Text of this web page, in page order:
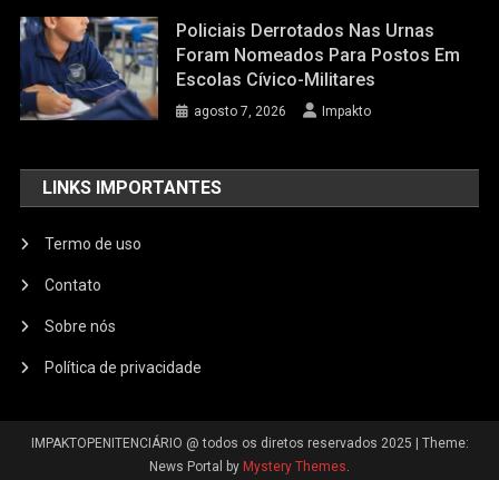
Policiais Derrotados Nas Urnas
Foram Nomeados Para Postos Em
Escolas Cívico-Militares
agosto 7, 2026 Impakto
LINKS IMPORTANTES
Termo de uso
Contato
Sobre nós
Política de privacidade
IMPAKTOPENITENCIÁRIO @ todos os diretos reservados 2025
Theme:
News Portal by Mystery Themes.